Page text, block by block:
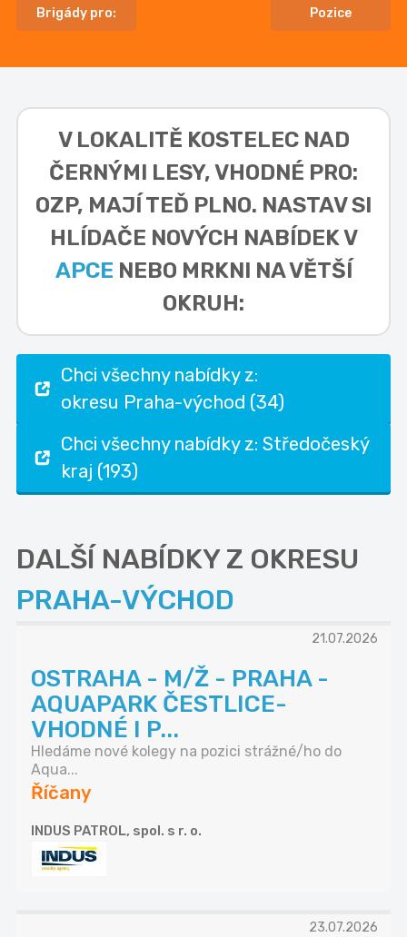
Brigády pro: Pozice
V LOKALITĚ KOSTELEC NAD
ČERNÝMI LESY, VHODNÉ PRO:
OZP, MAJÍ TEĎ PLNO. NASTAV SI
HLÍDAČE NOVÝCH NABÍDEK V
APCE NEBO MRKNI NA VĚTŠÍ
OKRUH:
Chci všechny nabídky z:
okresu Praha-východ (34)
Chci všechny nabídky z: Středočeský
kraj (193)
DALŠÍ NABÍDKY Z OKRESU
PRAHA-VÝCHOD
21.07.2026
OSTRAHA - M/Ž - PRAHA -
AQUAPARK ČESTLICE-
VHODNÉ I P...
Hledáme nové kolegy na pozici strážné/ho do
Aqua...
Říčany
INDUS PATROL, spol. s r. o.
23.07.2026